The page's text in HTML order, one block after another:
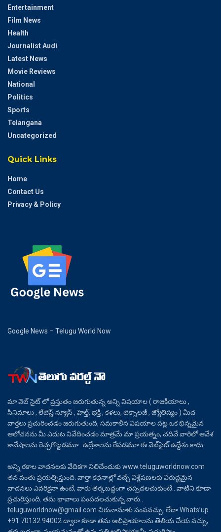
Entertainment
Film News
Health
Journalist Audi
Latest News
Movie Reviews
National
Politics
Sports
Telangana
Uncategorized
Quick Links
Home
Contact Us
Privacy & Policy
Google News – Telugu World Now
మా వెబ్ సైట్ లో ప్రస్తుతం జరుగుతున్న అన్ని విషయాల ( రాజకీయాలు ,
సినిమాలు , లేటెస్ట్ న్యూస్ , హెల్త్, భక్తి , కళలు, టెక్నాలజీ , జ్యోతిష్యం ) మీద
వార్తలు ప్రచురించడం జరుగుతుంది, సమకాలీన విషయాల పట్ల ఒక భిన్నమైన
ఆలోచనను మీ ఎదుట నివేదించడం మాత్రమే మా ప్రయత్నం, చదివే వారిలో ఆవేశ
కావేషాలను రెచ్చగొట్టడమూ.. ఉద్రేకాలను రేపడమూ ఈ వెబ్‌సైట్ ఉద్దేశం కాదు.
అన్ని రకాల వాదనలకు వేదికగా నిలిచేందుకు www.teluguworldnow.com
తన వంతు ప్రయత్నిస్తుంది. వార్తా కథనాల్లో వచ్చే విశ్లేషణలకు విరుద్ధమైన
వాదనలు ఎవరికైనా ఉంటే, వారు తర్కబద్ధంగా చెప్పదలచుకుంటే.. వాటిని కూడా
ప్రచురిస్తుంది. తమ భావాలు పంపదలచుకున్న వారు..
teluguworldnow@gmail.com చిరునామాకు పంపవచ్చు. లేదా Whats’up
+91 70132 94002 ద్వారా కూడా తమ అభిప్రాయాలను తెలియ చేయ వచ్చు,